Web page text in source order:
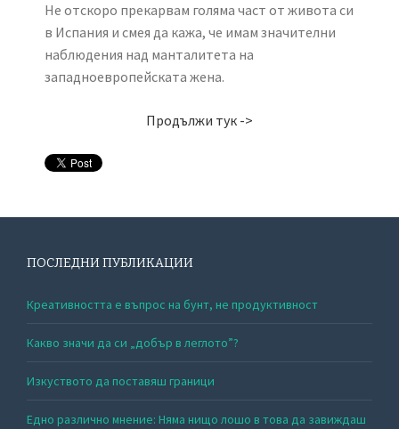
Не отскоро прекарвам голяма част от живота си
в Испания и смея да кажа, че имам значителни
наблюдения над манталитета на
западноевропейската жена.
Продължи тук ->
ПОСЛЕДНИ ПУБЛИКАЦИИ
Креативността е въпрос на бунт, не продуктивност
Какво значи да си „добър в леглото”?
Изкуството да поставяш граници
Едно различно мнение: Няма нищо лошо в това да завиждаш